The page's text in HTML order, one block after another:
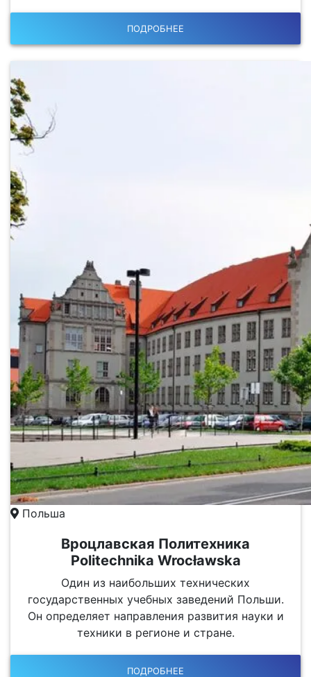
ПОДРОБНЕЕ
Польша
Вроцлавская Политехника
Politechnika Wrocławska
Один из наибольших технических
государственных учебных заведений Польши.
Он определяет направления развития науки и
техники в регионе и стране.
ПОДРОБНЕЕ